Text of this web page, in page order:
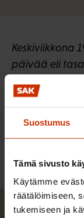
Suostumus
Tämä sivusto
Käytämme
räätälöimiseen,
tukemiseen ja
Keskiviikkona
päivää eli
LÖYDÄ LISÄÄ
PERHEVAPAAT